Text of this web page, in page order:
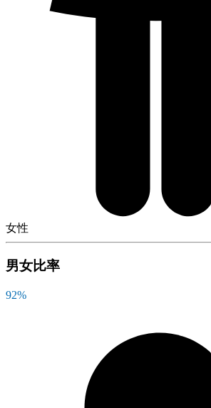
女性
男女比率
92%